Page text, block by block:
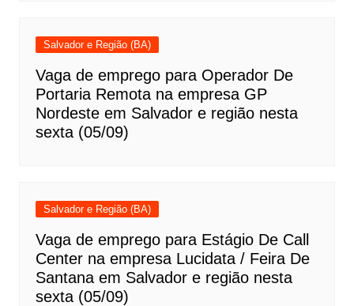
Salvador e Região (BA)
Vaga de emprego para Operador De
Portaria Remota na empresa GP
Nordeste em Salvador e região nesta
sexta (05/09)
Salvador e Região (BA)
Vaga de emprego para Estágio De Call
Center na empresa Lucidata / Feira De
Santana em Salvador e região nesta
sexta (05/09)